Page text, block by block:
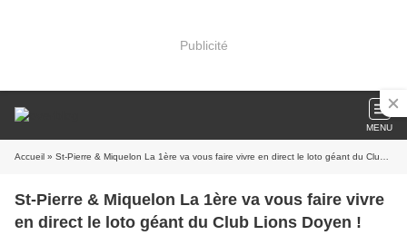
Publicité
MENU
Accueil » St-Pierre & Miquelon La 1ère va vous faire vivre en direct le loto géant du Club Lions Doyen !
St-Pierre & Miquelon La 1ère va vous faire vivre
en direct le loto géant du Club Lions Doyen !